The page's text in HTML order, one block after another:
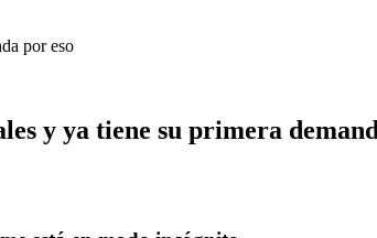
por eso
y ya tiene su primera